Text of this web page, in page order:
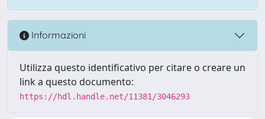
Informazioni
Utilizza questo identificativo per citare o creare un
link a questo documento:
https://hdl.handle.net/11381/3046293